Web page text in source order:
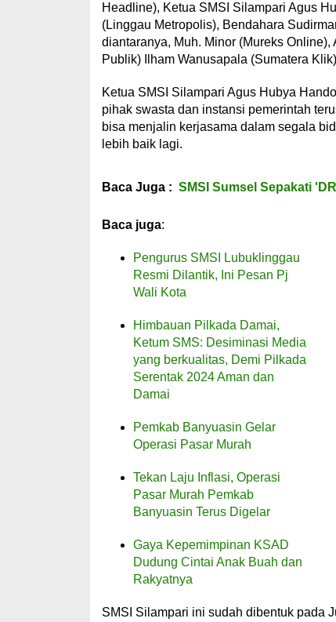
Headline), Ketua SMSI Silampari Agus
(Linggau Metropolis), Bendahara
diantaranya, Muh. Minor (Mureks
Publik) Ilham Wanusapala (Sumatera
Ketua SMSI Silampari Agus Hubya
pihak swasta dan instansi pemerintah
bisa menjalin kerjasama dalam segala
lebih baik lagi.
Baca Juga : SMSI Sumsel Sepakati
Baca juga:
Pengurus SMSI Lubuklinggau
Resmi Dilantik, Ini Pesan Pj
Wali Kota
Himbauan Pilkada Damai,
Ketum SMS: Desiminasi Media
yang berkualitas, Demi Pilkada
Serentak 2024 Aman dan
Damai
Pemkab Banyuasin Gelar
Operasi Pasar Murah
Tekan Laju Inflasi, Operasi
Pasar Murah Pemkab
Banyuasin Terus Digelar
Gaya Kepemimpinan KSAD
Dudung Cintai Anak Buah dan
Rakyatnya
SMSI Silampari ini sudah dibentuk pada